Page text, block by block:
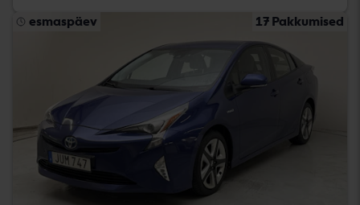
esmaspäev 17 Pakkumised